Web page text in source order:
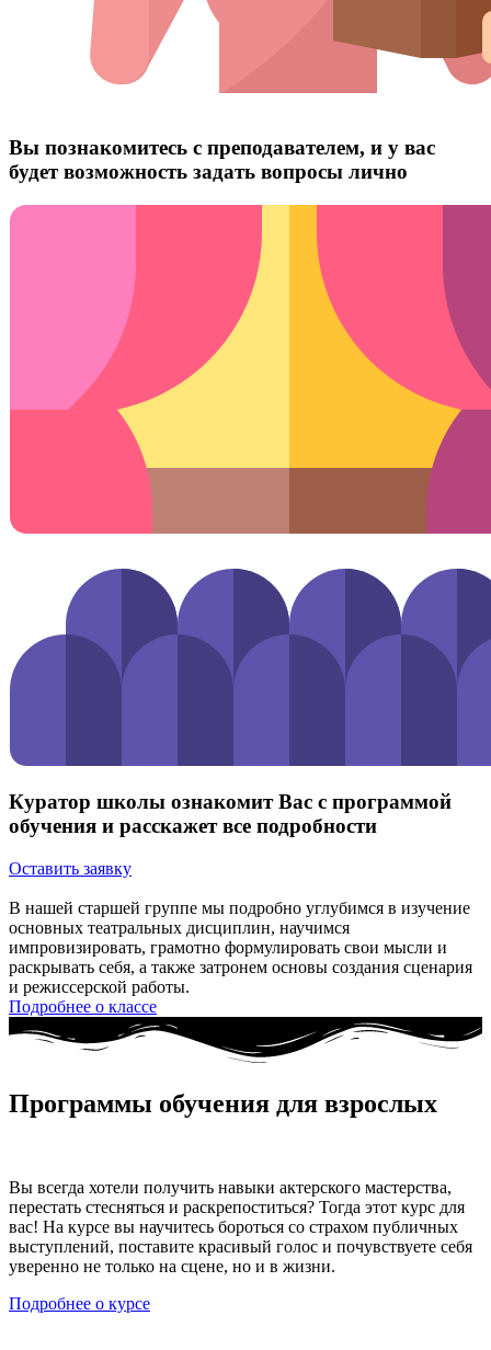
Вы познакомитесь с преподавателем, и у вас
будет возможность задать вопросы лично
Куратор школы ознакомит Вас с программой
обучения и расскажет все подробности
Оставить заявку
В нашей старшей группе мы подробно углубимся в изучение
основных театральных дисциплин, научимся
импровизировать, грамотно формулировать свои мысли и
раскрывать себя, а также затронем основы создания сценария
и режиссерской работы.
Подробнее о классе
Программы обучения для взрослых
Вы всегда хотели получить навыки актерского мастерства,
перестать стесняться и раскрепоститься? Тогда этот курс для
вас! На курсе вы научитесь бороться со страхом публичных
выступлений, поставите красивый голос и почувствуете себя
уверенно не только на сцене, но и в жизни.
Подробнее о курсе